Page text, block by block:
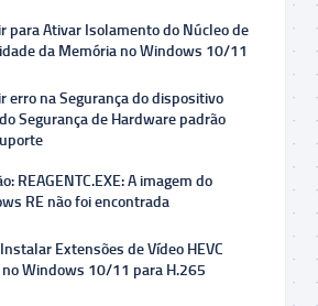
para Ativar Isolamento do Núcleo de
da Memória no Windows 10/11
erro na Segurança do dispositivo
Segurança de Hardware padrão
REAGENTC.EXE: A imagem do
RE não foi encontrada
Extensões de Vídeo HEVC
Windows 10/11 para H.265